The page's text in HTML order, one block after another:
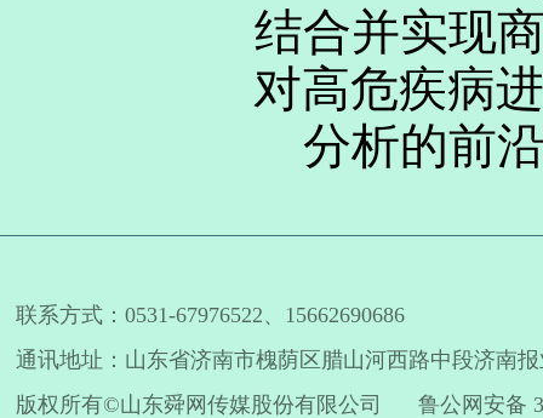
结合并实现
对高危疾病
分析的前
联系方式：0531-67976522、15662690686
通讯地址：山东省济南市槐荫区腊山河西路中段济南
版权所有©山东舜网传媒股份有限公司
鲁公网安备